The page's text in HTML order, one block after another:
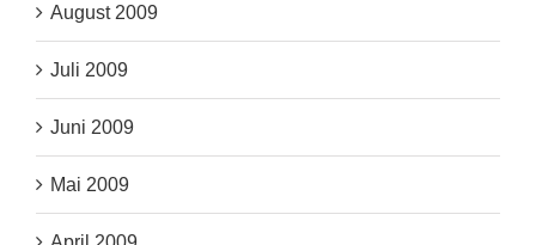
August 2009
Juli 2009
Juni 2009
Mai 2009